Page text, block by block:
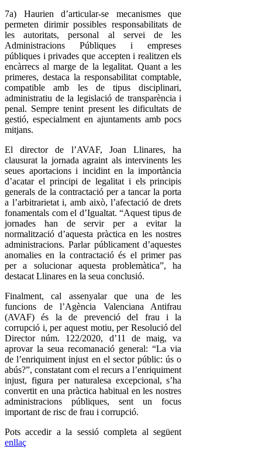
7a) Haurien d’articular-se mecanismes que
permeten dirimir possibles responsabilitats de
les autoritats, personal al servei de les
Administracions Públiques i empreses
públiques i privades que accepten i realitzen els
encàrrecs al marge de la legalitat. Quant a les
primeres, destaca la responsabilitat comptable,
compatible amb les de tipus disciplinari,
administratiu de la legislació de transparència i
penal. Sempre tenint present les dificultats de
gestió, especialment en ajuntaments amb pocs
mitjans.
El director de l’AVAF, Joan Llinares, ha
clausurat la jornada agraint als intervinents les
seues aportacions i incidint en la importància
d’acatar el principi de legalitat i els principis
generals de la contractació per a tancar la porta
a l’arbitrarietat i, amb això, l’afectació de drets
fonamentals com el d’Igualtat. “Aquest tipus de
jornades han de servir per a evitar la
normalització d’aquesta pràctica en les nostres
administracions. Parlar públicament d’aquestes
anomalies en la contractació és el primer pas
per a solucionar aquesta problemàtica”, ha
destacat Llinares en la seua conclusió.
Finalment, cal assenyalar que una de les
funcions de l’Agència Valenciana Antifrau
(AVAF) és la de prevenció del frau i la
corrupció i, per aquest motiu, per Resolució del
Director núm. 122/2020, d’11 de maig, va
aprovar la seua recomanació general: “La via
de l’enriquiment injust en el sector públic: ús o
abús?”, constatant com el recurs a l’enriquiment
injust, figura per naturalesa excepcional, s’ha
convertit en una pràctica habitual en les nostres
administracions públiques, sent un focus
important de risc de frau i corrupció.
Pots accedir a la sessió completa al següent
enllaç